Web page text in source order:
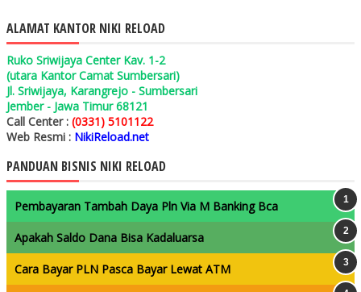
ALAMAT KANTOR NIKI RELOAD
Ruko Sriwijaya Center Kav. 1-2
(utara Kantor Camat Sumbersari)
Jl. Sriwijaya, Karangrejo - Sumbersari
Jember - Jawa Timur 68121
Call Center : (0331) 5101122
Web Resmi : NikiReload.net
PANDUAN BISNIS NIKI RELOAD
Pembayaran Tambah Daya Pln Via M Banking Bca
Apakah Saldo Dana Bisa Kadaluarsa
Cara Bayar PLN Pasca Bayar Lewat ATM